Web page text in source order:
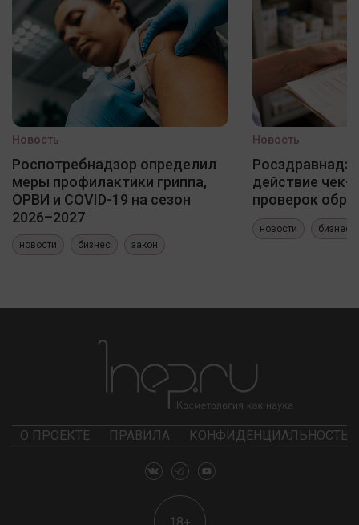
Новость
Роспотребнадзор определил
меры профилактики гриппа,
ОРВИ и COVID-19 на сезон
2026–2027
новости бизнес закон
Новость
действие чек-
проверок
новости бизнес
О ПРОЕКТЕ ПРАВИЛА КОНФИДЕНЦИАЛЬНОСТЬ